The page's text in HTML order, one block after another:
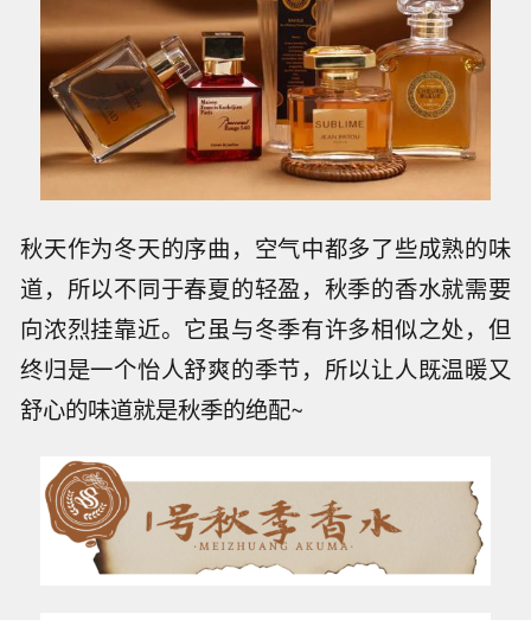
秋天作为冬天的序曲，空气中都多了些成熟的味
道，所以不同于春夏的轻盈，秋季的香水就需要
向浓烈挂靠近。它虽与冬季有许多相似之处，但
终归是一个怡人舒爽的季节，所以让人既温暖又
舒心的味道就是秋季的绝配~